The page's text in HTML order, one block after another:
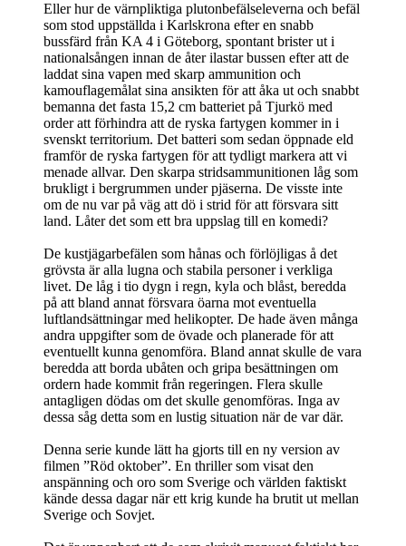
Eller hur de värnpliktiga plutonbefälseleverna och befäl
som stod uppställda i Karlskrona efter en snabb
bussfärd från KA 4 i Göteborg, spontant brister ut i
nationalsången innan de åter ilastar bussen efter att de
laddat sina vapen med skarp ammunition och
kamouflagemålat sina ansikten för att åka ut och snabbt
bemanna det fasta 15,2 cm batteriet på Tjurkö med
order att förhindra att de ryska fartygen kommer in i
svenskt territorium. Det batteri som sedan öppnade eld
framför de ryska fartygen för att tydligt markera att vi
menade allvar. Den skarpa stridsammunitionen låg som
brukligt i bergrummen under pjäserna. De visste inte
om de nu var på väg att dö i strid för att försvara sitt
land. Låter det som ett bra uppslag till en komedi?
De kustjägarbefälen som hånas och förlöjligas å det
grövsta är alla lugna och stabila personer i verkliga
livet. De låg i tio dygn i regn, kyla och blåst, beredda
på att bland annat försvara öarna mot eventuella
luftlandsättningar med helikopter. De hade även många
andra uppgifter som de övade och planerade för att
eventuellt kunna genomföra. Bland annat skulle de vara
beredda att borda ubåten och gripa besättningen om
ordern hade kommit från regeringen. Flera skulle
antagligen dödas om det skulle genomföras. Inga av
dessa såg detta som en lustig situation när de var där.
Denna serie kunde lätt ha gjorts till en ny version av
filmen ”Röd oktober”. En thriller som visat den
anspänning och oro som Sverige och världen faktiskt
kände dessa dagar när ett krig kunde ha brutit ut mellan
Sverige och Sovjet.